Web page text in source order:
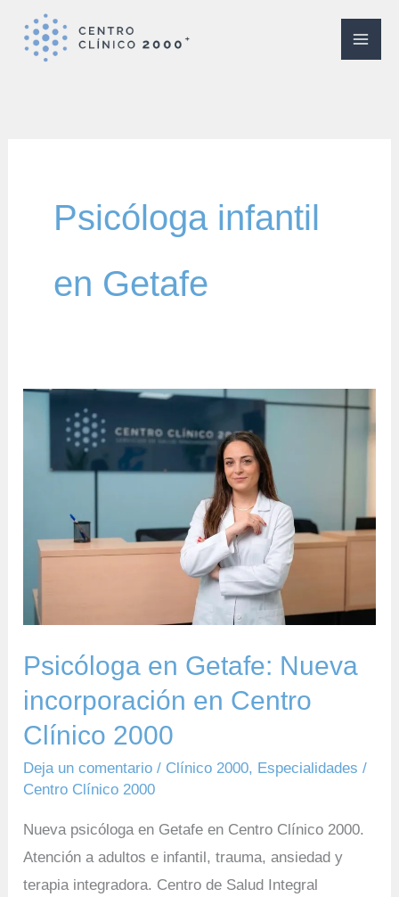
Psicóloga infantil
en Getafe
Psicóloga en Getafe: Nueva
incorporación en Centro
Clínico 2000
Deja un comentario / Clínico 2000, Especialidades /
Centro Clínico 2000
Nueva psicóloga en Getafe en Centro Clínico 2000.
Atención a adultos e infantil, trauma, ansiedad y
terapia integradora. Centro de Salud Integral
Getafe:
incorporación
en
Clínico
2000